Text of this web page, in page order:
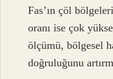
Fas’ın çöl
oranı ise çok
ölçümü, bölgesel
doğruluğunu